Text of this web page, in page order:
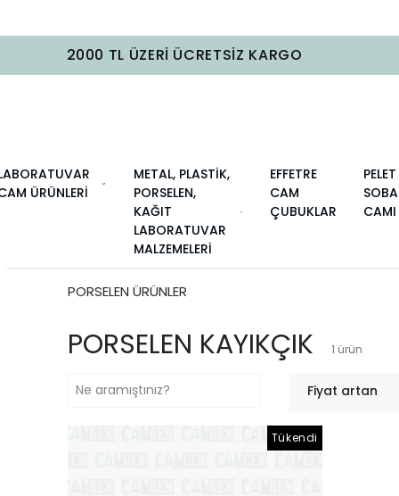
ÜRÜNLERİ
METAL, PLASTİK,
PORSELEN,
KAĞIT
LABORATUVAR
MALZEMELERİ
EFFETRE
CAM
ÇUBUKLAR
PELET
SOBA
CAMI
PORSELEN ÜRÜNLER
PORSELEN KAYIKÇIK 1 ürün
Fiyat artan
Tükendi